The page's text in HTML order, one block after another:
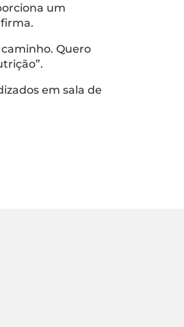
um
Quero
em sala de